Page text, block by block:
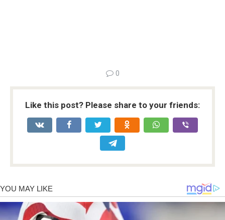
0
Like this post? Please share to your friends: